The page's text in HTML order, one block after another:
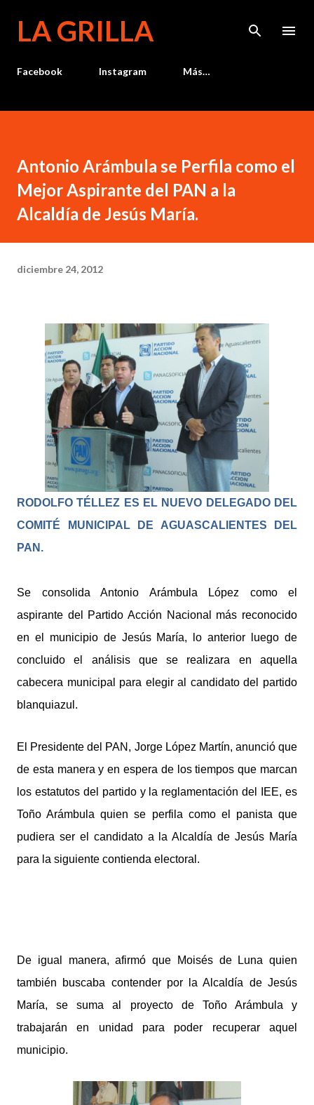
LA GRILLA
Facebook Instagram Más…
Antonio Arámbula se Perfila como el
Mejor Aspirante del PAN a la
Alcaldía de Jesús María.
diciembre 24, 2012
RODOLFO TÉLLEZ ES EL NUEVO DELEGADO DEL
COMITÉ MUNICIPAL DE AGUASCALIENTES DEL
PAN.
Se consolida Antonio Arámbula López como el
aspirante del Partido Acción Nacional más reconocido
en el municipio de Jesús María, lo anterior luego de
concluido el análisis que se realizara en aquella
cabecera municipal para elegir al candidato del partido
blanquiazul.
El Presidente del PAN, Jorge López Martín, anunció que
de esta manera y en espera de los tiempos que marcan
los estatutos del partido y la reglamentación del IEE, es
Toño Arámbula quien se perfila como el panista que
pudiera ser el candidato a la Alcaldía de Jesús María
para la siguiente contienda electoral.
De igual manera, afirmó que Moisés de Luna quien
también buscaba contender por la Alcaldía de Jesús
María, se suma al proyecto de Toño Arámbula y
trabajarán en unidad para poder recuperar aquel
municipio.